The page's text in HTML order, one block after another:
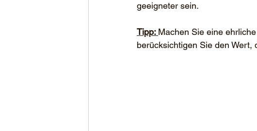
geeigneter sein.
Tipp: Machen Sie eine
berücksichtigen Sie den